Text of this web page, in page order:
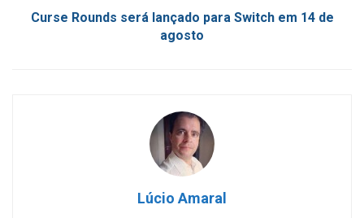
Curse Rounds será lançado para Switch em 14 de
agosto
Lúcio Amaral